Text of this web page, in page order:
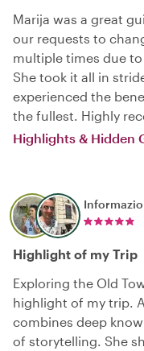
Marija was a great
our requests to
multiple times due to
She took it all in
experienced the
the fullest. Highly
Highlights & Hidden
Highlight of my Trip
Exploring the Old
highlight of my trip.
combines deep
of storytelling. She